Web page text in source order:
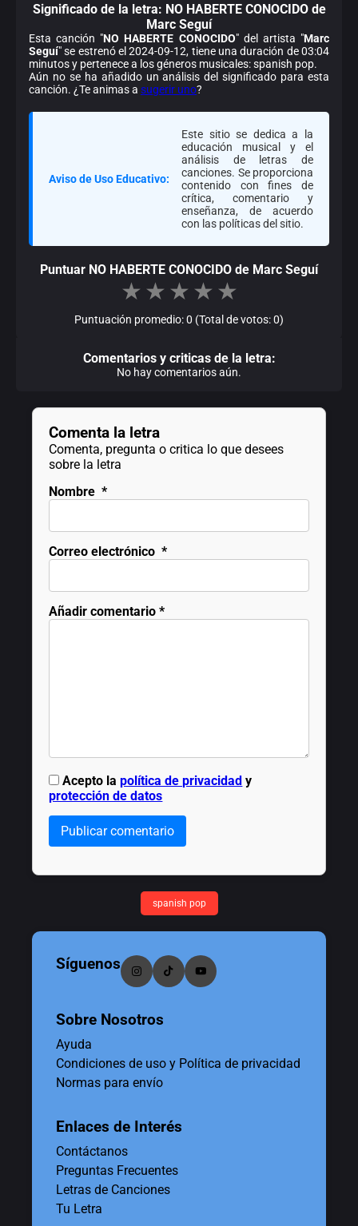
Significado de la letra: NO HABERTE CONOCIDO de
Marc Seguí
Esta canción "NO HABERTE CONOCIDO" del artista "Marc
Seguí" se estrenó el 2024-09-12, tiene una duración de 03:04
minutos y pertenece a los géneros musicales: spanish pop.
Aún no se ha añadido un análisis del significado para esta
canción. ¿Te animas a sugerir uno?
Aviso de Uso Educativo:
Este sitio se dedica a la
educación musical y el
análisis de letras de
canciones. Se proporciona
contenido con fines de
crítica, comentario y
enseñanza, de acuerdo
con las políticas del sitio.
Puntuar NO HABERTE CONOCIDO de Marc Seguí
★ ★ ★ ★ ★
Puntuación promedio: 0 (Total de votos: 0)
Comentarios y criticas de la letra:
No hay comentarios aún.
Comenta la letra
Comenta, pregunta o critica lo que desees
sobre la letra
Nombre *
Correo electrónico *
Añadir comentario *
Acepto lapolítica de privacidad y
protección de datos
Publicar comentario
spanish pop
Síguenos
Sobre Nosotros
Ayuda
Condiciones de uso y Política de privacidad
Normas para envío
Enlaces de Interés
Contáctanos
Preguntas Frecuentes
Letras de Canciones
Tu Letra